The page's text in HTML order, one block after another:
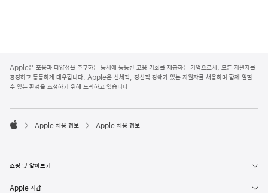
p
p
l
o
e
Apple은 포용과 다양성을 추구하는 동시에 동등한 고용 기회를 제공하는 기업으로서, 모든 지원자를
공정하고 동등하게 대우합니다. Apple은 신체적, 정신적 장애가 있는 지원자를 채용하며 함께 일할
수 있는 환경을 조성하기 위해 노력하고 있습니다.

p
l
Apple 채용 정보 Apple 채용 정보
쇼핑 및 알아보기
Apple 지갑